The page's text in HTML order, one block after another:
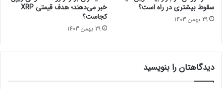
منبعکوین تلگراف
اشتراک‌گذاری
اخبار کوتاه
ر
د
د
سقوط بیشتری در راه است؟
29 بهمن 1403
خبر می‌دهند؛ هدف قیمتی XRP
کجاست؟
29 بهمن 1403
دیدگاهتان را بنویسید